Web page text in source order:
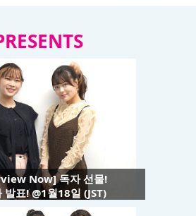
Now] 독자 선물!
발표! @1월18일 (JST)